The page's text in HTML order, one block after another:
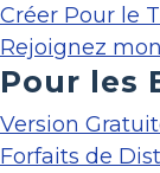
Créer Pour le
Rejoignez
Pour les
Version
Forfaits de